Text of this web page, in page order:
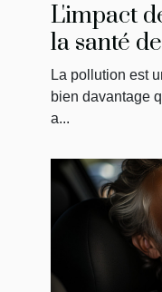
L'impact
la santé
La pollution est
bien davantage
a...